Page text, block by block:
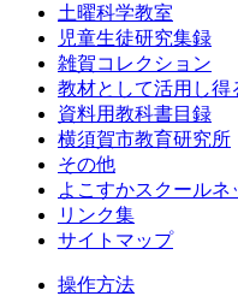
土曜科学教室
児童生徒研究集録
雑賀コレクション
教材として活用し得
資料用教科書目録
横須賀市教育研究所
その他
よこすかスクールネ
リンク集
サイトマップ
操作方法